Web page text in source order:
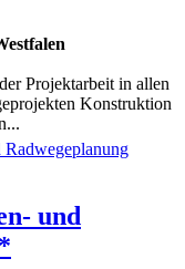
Projektarbeit in allen
Konstruktion
und